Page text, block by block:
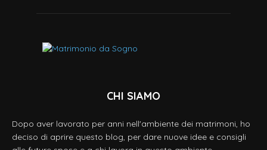
CHI SIAMO
Dopo aver lavorato per anni nell'ambiente dei matrimoni, ho
deciso di aprire questo blog, per dare nuove idee e consigli